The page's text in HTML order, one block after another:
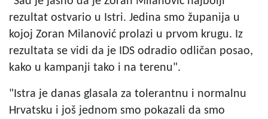
rezultat ostvario u Istri. Jedina smo županija u
kojoj Zoran Milanović prolazi u prvom krugu. Iz
rezultata se vidi da je IDS odradio odličan posao,
kako u kampanji tako i na terenu".
"Istra je danas glasala za tolerantnu i normalnu
Hrvatsku i još jednom smo pokazali da smo